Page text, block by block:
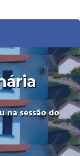
na sessão do